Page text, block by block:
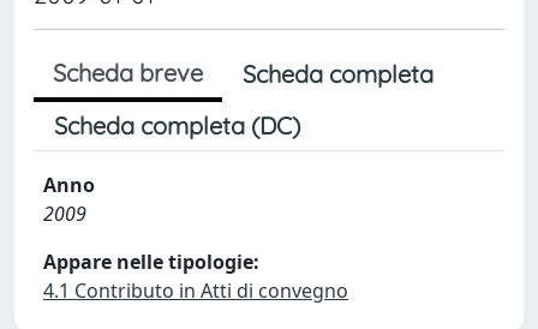
Scheda breve
Scheda completa
Scheda completa (DC)
Anno
2009
Appare nelle tipologie:
4.1 Contributo in Atti di convegno